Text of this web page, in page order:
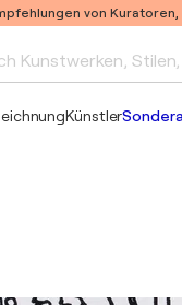
von
Kunstwerken,
Künstler